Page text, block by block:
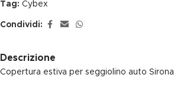
Tag: Cybex
Condividi:
Descrizione
Copertura estiva per seggiolino auto Sirona